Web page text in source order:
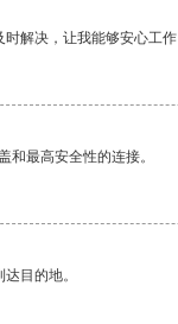
解决，让我能够安心工
和最高安全性的连接。
目的地。